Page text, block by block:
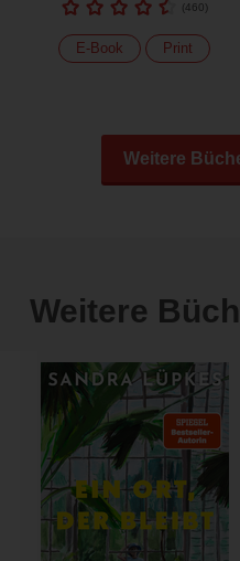
(460 )
E-Book Print
Weitere
Weitere